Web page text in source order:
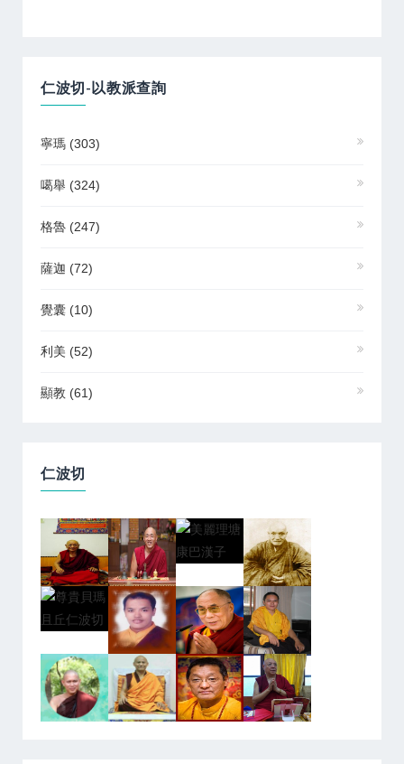
仁波切-以教派查詢
寧瑪 (303)
噶舉 (324)
格魯 (247)
薩迦 (72)
覺囊 (10)
利美 (52)
顯教 (61)
仁波切